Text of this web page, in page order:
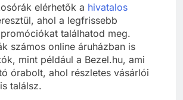
elérhetők a hivatalos
ahol a legfrissebb
találhatod meg.
számos online áruházban is
mint például a Bezel.hu, ami
órabolt, ahol részletes vásárlói
találsz.